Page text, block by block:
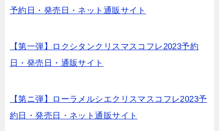
予約日・発売日・ネット通販サイト
【第一弾】ロクシタンクリスマスコフレ2023予約
日・発売日・通販サイト
【第ニ弾】ローラメルシエクリスマスコフレ2023予
約日・発売日・ネット通販サイト